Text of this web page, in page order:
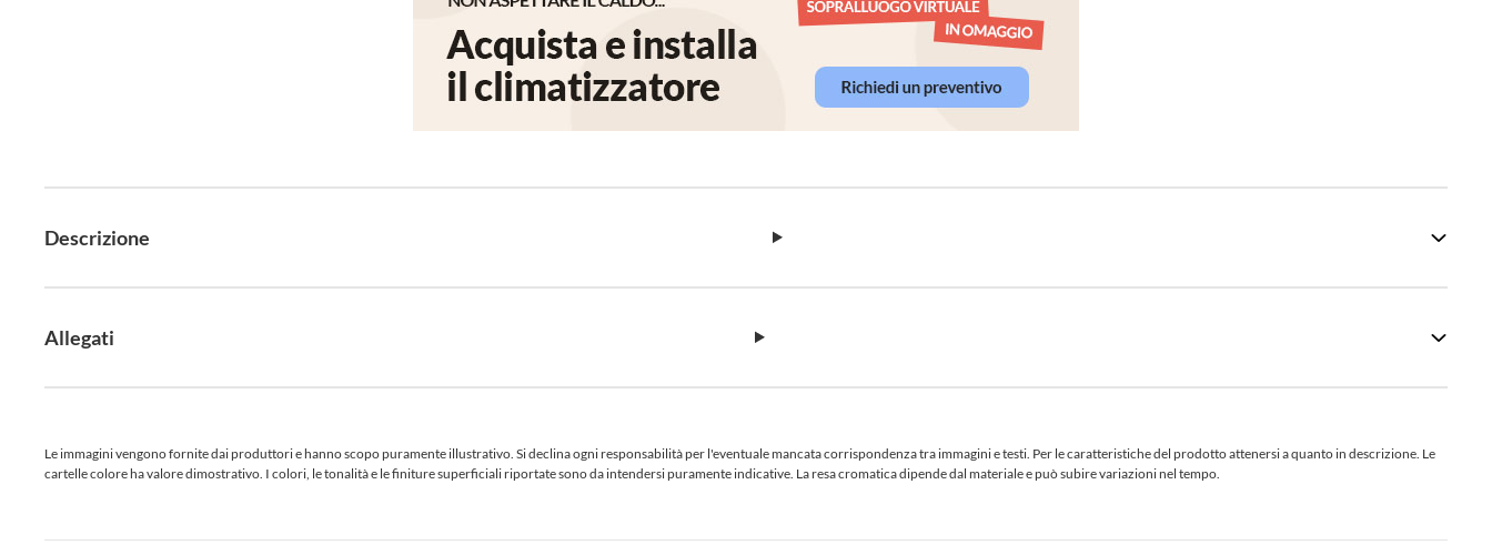
Descrizione
Allegati
Le immagini vengono fornite dai produttori e hanno scopo puramente illustrativo. Si declina ogni responsabilità per l'eventuale mancata corrispondenza tra immagini e testi. Per le caratteristiche del prodotto attenersi a quanto in descrizione. Le
cartelle colore ha valore dimostrativo. I colori, le tonalità e le finiture superficiali riportate sono da intendersi puramente indicative. La resa cromatica dipende dal materiale e può subire variazioni nel tempo.